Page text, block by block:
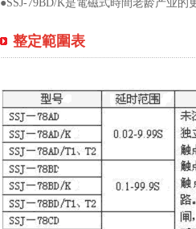
●SSJ-79BD/K是電磁式時間老龄产业的
整定範圍表